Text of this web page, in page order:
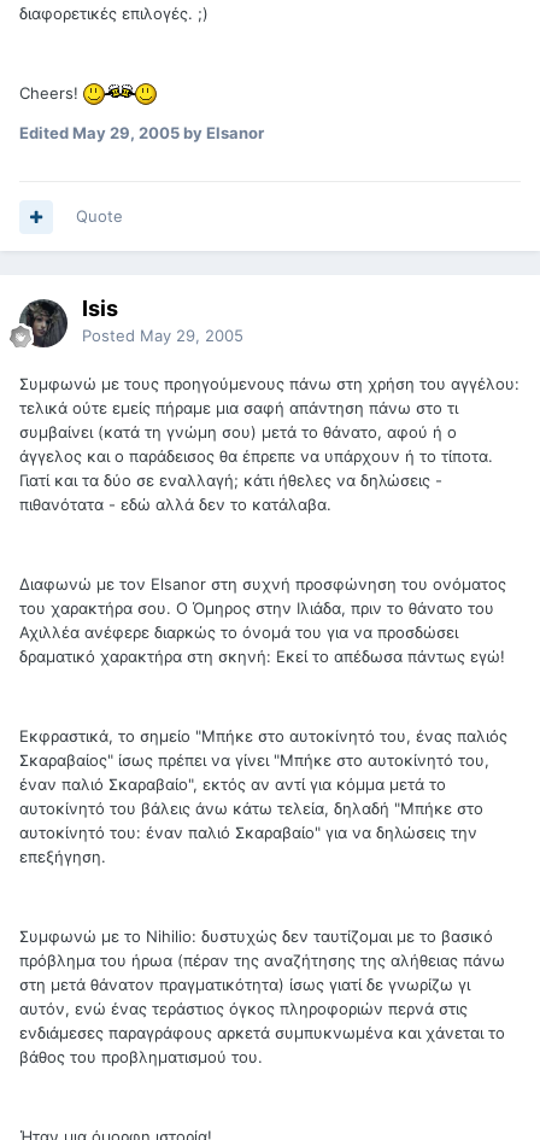
διαφορετικές επιλογές. ;)
Cheers!
EditedMay 29, 2005by Elsanor
Quote
Isis
Posted May 29, 2005
Συμφωνώ με τους προηγούμενους πάνω στη χρήση του αγγέλου:
τελικά ούτε εμείς πήραμε μια σαφή απάντηση πάνω στο τι
συμβαίνει (κατά τη γνώμη σου) μετά το θάνατο, αφού ή ο
άγγελος και ο παράδεισος θα έπρεπε να υπάρχουν ή το τίποτα.
Γιατί και τα δύο σε εναλλαγή; κάτι ήθελες να δηλώσεις -
πιθανότατα - εδώ αλλά δεν το κατάλαβα.
Διαφωνώ με τον Elsanor στη συχνή προσφώνηση του ονόματος
του χαρακτήρα σου. Ο Όμηρος στην Ιλιάδα, πριν το θάνατο του
Αχιλλέα ανέφερε διαρκώς το όνομά του για να προσδώσει
δραματικό χαρακτήρα στη σκηνή: Εκεί το απέδωσα πάντως εγώ!
Εκφραστικά, το σημείο "Μπήκε στο αυτοκίνητό του, ένας παλιός
Σκαραβαίος" ίσως πρέπει να γίνει "Μπήκε στο αυτοκίνητό του,
έναν παλιό Σκαραβαίο", εκτός αν αντί για κόμμα μετά το
αυτοκίνητό του βάλεις άνω κάτω τελεία, δηλαδή "Μπήκε στο
αυτοκίνητό του: έναν παλιό Σκαραβαίο" για να δηλώσεις την
επεξήγηση.
Συμφωνώ με το Nihilio: δυστυχώς δεν ταυτίζομαι με το βασικό
πρόβλημα του ήρωα (πέραν της αναζήτησης της αλήθειας πάνω
στη μετά θάνατον πραγματικότητα) ίσως γιατί δε γνωρίζω γι
αυτόν, ενώ ένας τεράστιος όγκος πληροφοριών περνά στις
ενδιάμεσες παραγράφους αρκετά συμπυκνωμένα και χάνεται το
βάθος του προβληματισμού του.